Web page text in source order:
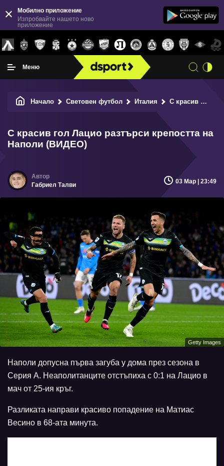
Мобилно приложение
Изпробвайте нашето ново
приложение
Меню
Начало Световен футбол Италия С красив гол Лацио разтърси крепостта на Наполи (ВИДЕО)
С красив гол Лацио разтърси крепостта на
Наполи (ВИДЕО)
Габриел Талви 03 Мар | 23:49
Getty Images
Наполи допусна първа загуба у дома през сезона в
Серия А. Неаполитанците отстъпиха с 0:1 на Лацио в
мач от 25-ия кръг.
Разликата направи красиво попадение на Матиас
Весино в 68-ата минута.